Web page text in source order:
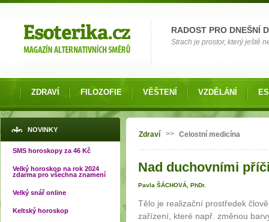
RADOST PRO DNEŠNÍ
Strach je prostor, který ještě
ZDRAVÍ FILOZOFIE VĚŠTENÍ VZDĚLÁNÍ
NOVINKY
SMS horoskopy za 46 Kč
Velký horoskop na rok 2024
zdarma pro všechna znamení
Velký snář online
Keltský horoskop
Jste zde
Zdraví >> Celostní medicína
Nad duchovními
Pavla ŠÁCHOVÁ, PhDr.
Tělo je realizační prostředek
zařízení, které např. změnou